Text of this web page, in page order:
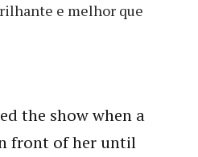
e melhor que
the show when a
front of her until